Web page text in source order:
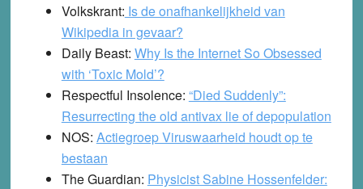
Volkskrant: Is de onafhankelijkheid van
Wikipedia in gevaar?
Daily Beast: Why Is the Internet So Obsessed
with ‘Toxic Mold’?
Respectful Insolence: “Died Suddenly”:
Resurrecting the old antivax lie of depopulation
NOS: Actiegroep Viruswaarheid houdt op te
bestaan
The Guardian: Physicist Sabine Hossenfelder: